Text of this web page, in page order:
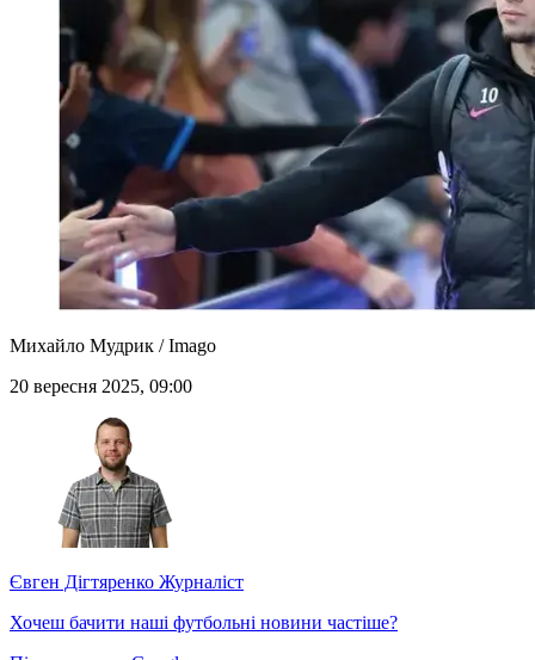
Михайло Мудрик / Imago
20 вересня 2025, 09:00
Євген Дігтяренко Журналіст
Хочеш бачити наші футбольні новини частіше?